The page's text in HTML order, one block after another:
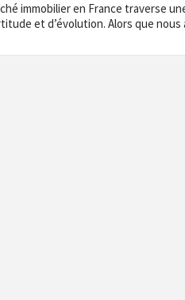
immobilier en France traverse
et d’évolution. Alors que nous